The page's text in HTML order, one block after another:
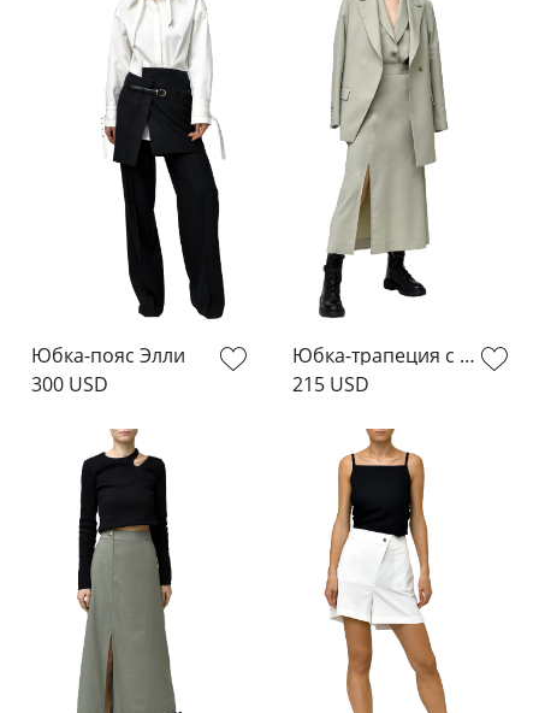
Юбка-пояс Элли
300 USD
Юбка-трапеция с вырезом
215 USD